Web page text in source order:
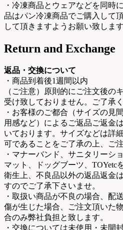
・冷凍商品とウェアなどを同時
品はパン冷凍商品でご購入して
して頂きますようお願い致します
Return and Exchange
返品・交換について
・商品到着後1週間以内
（ご注意）原則的にご注文後の
受け致しておりません。ご了承く
・お客様のご都合（サイズの見
用感など）によるご返品ご返金
いております。サイズなどは詳
可であることをご了承の上、ご
・マナーバンド、サニタリーシ
マット、ドッグブーツ、TOYetc
衛生上、不良品以外の返品返金
すのでご了承下さいませ。
・取扱い商品が不良の場合、配
傷が生じた場合、ご注文頂いた
合のみ弊社負担と致します。
・交換については未使用・未開